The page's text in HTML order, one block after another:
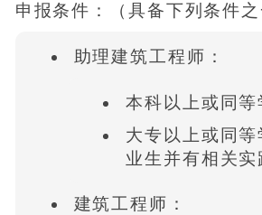
申报条件：（具备下列条件之
助理建筑工程师：
本科以上或同等
大专以上或同
业生并有相关实
建筑工程师：